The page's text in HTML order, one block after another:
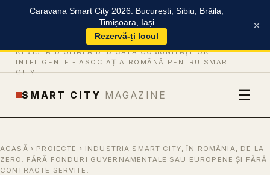
Caravana Smart City 2026: București, Sibiu, Brăila,
Timișoara, Iași
Rezervă-ți locul
×
REVISTĂ DIGITALĂ DEDICATĂ COMUNITĂȚILOR
INTELIGENTE - ASOCIAȚIA ROMÂNĂ PENTRU SMART
CITY
SMART CITY MAGAZINE ☰
ACASĂ › PROIECTE › INDUSTRIA SMART CITY, ÎN ROMÂNIA, DE LA
ZERO. FĂRĂ FONDURI GUVERNAMENTALE SAU EUROPENE ȘI FĂRĂ
CONTRACTE SERVITE.